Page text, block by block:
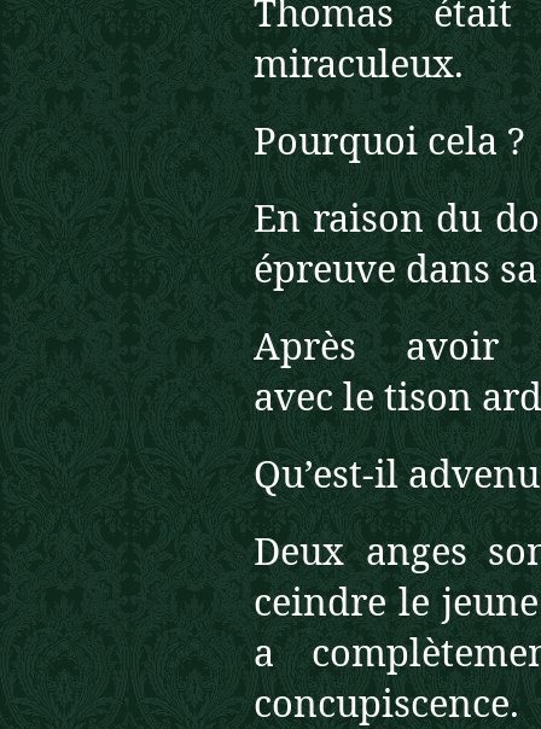
Thomas
miraculeux.
Pourquoi cela ?
En raison du
épreuve dans
Après avoir
avec le tison
Qu’est-il
Deux anges
ceindre le
a
concupiscence.